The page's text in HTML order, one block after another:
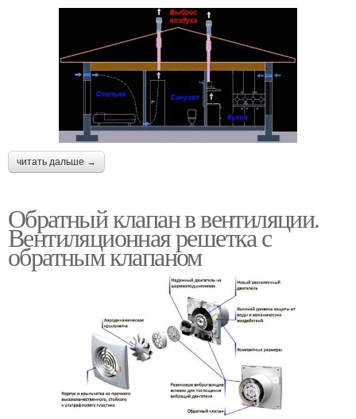
читать дальше →
Обратный клапан в вентиляции.
Вентиляционная решетка с
обратным клапаном